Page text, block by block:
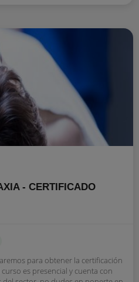
- CERTIFICADO
para obtener la certificación
curso es presencial y cuenta con